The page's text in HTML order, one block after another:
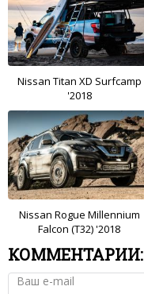
Nissan Titan XD Surfcamp
'2018
Nissan Rogue Millennium
Falcon (T32) '2018
КОММЕНТАРИИ:
Ваш e-mail